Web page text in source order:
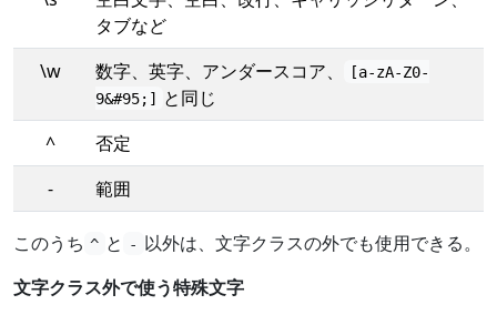
タブなど
\w
数字、英字、アンダースコア、
[a-zA-Z0-
9&#95;]
と同じ
^
否定
-
範囲
このうち ^ と - 以外は、文字クラスの外でも使用できる。
文字クラス外で使う特殊文字